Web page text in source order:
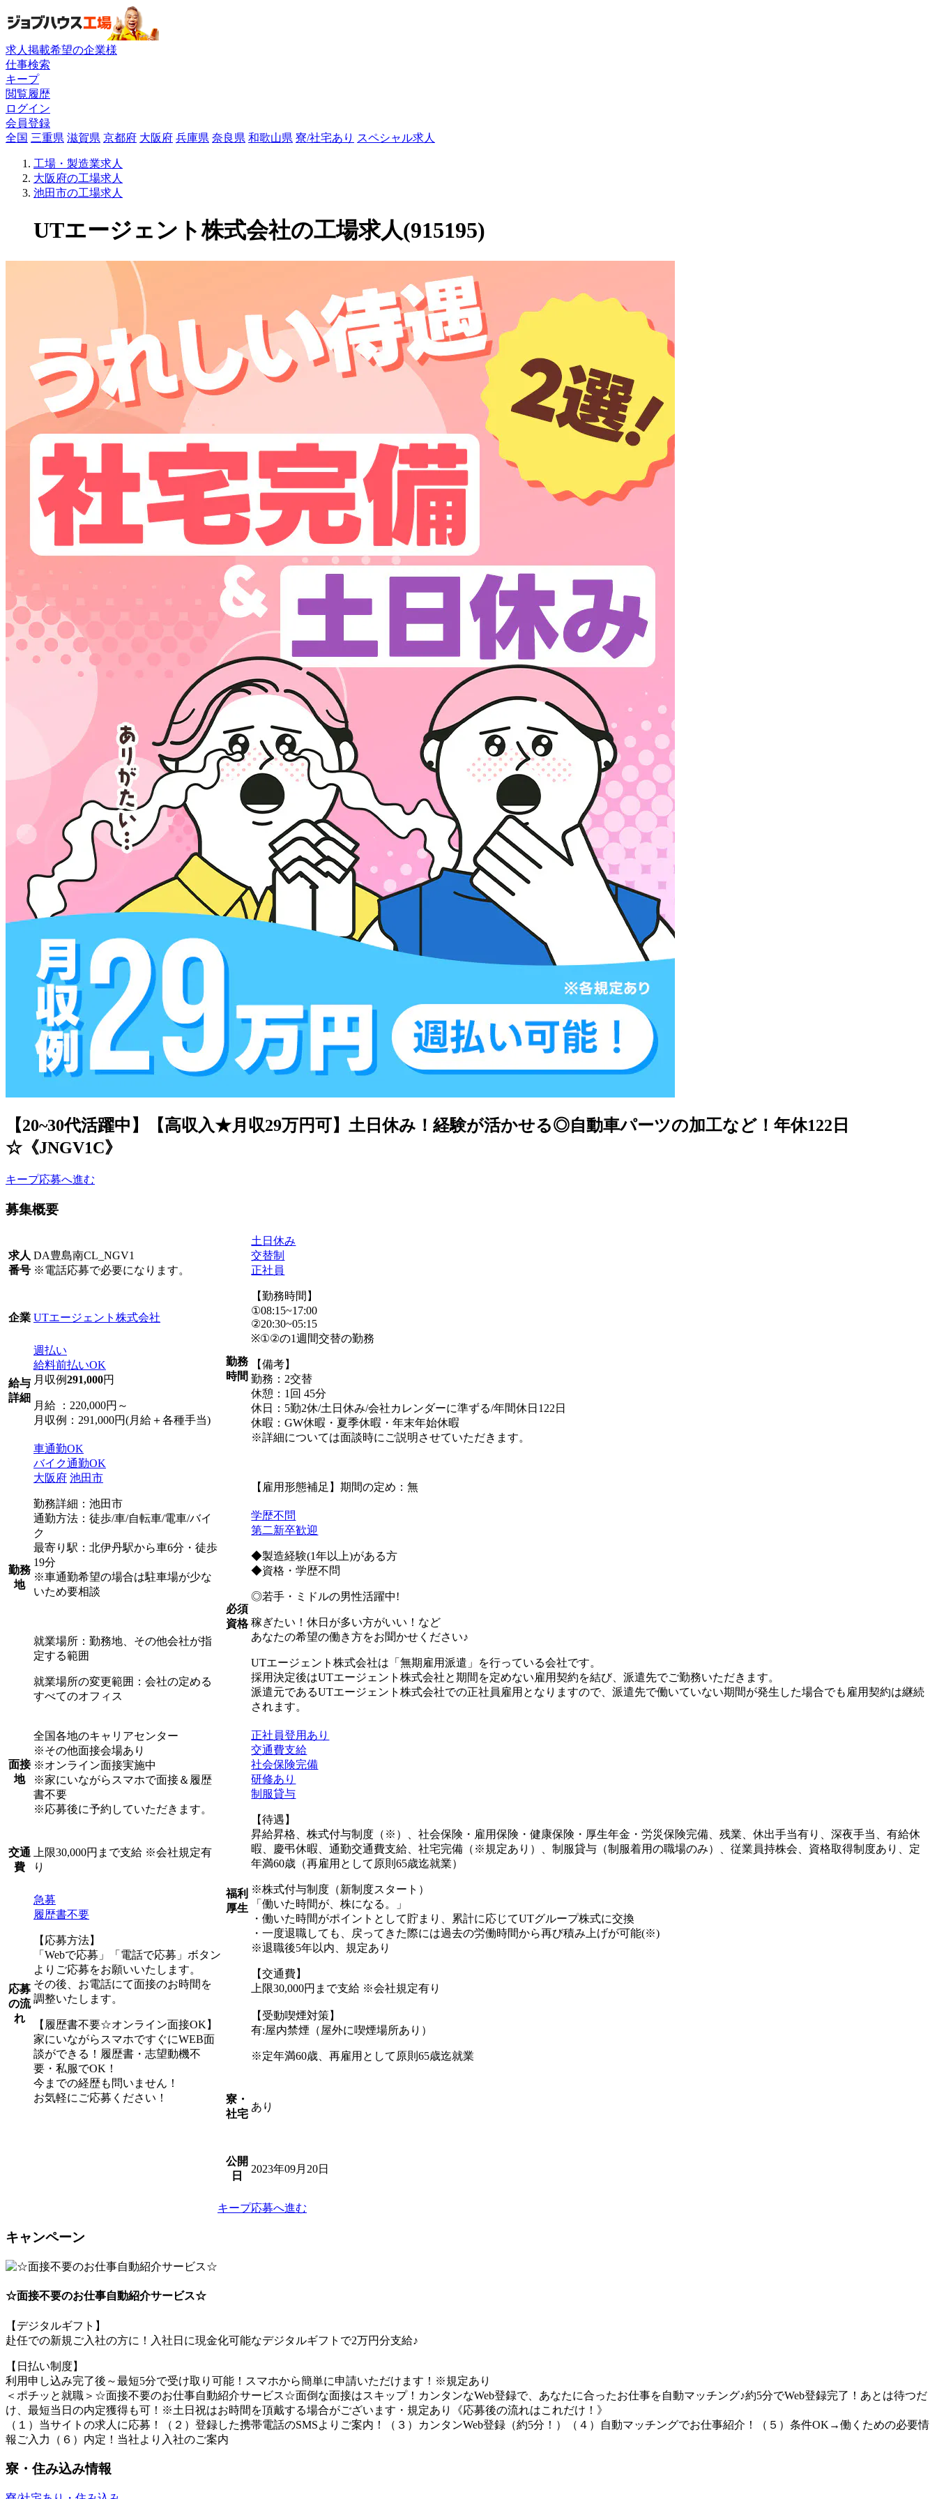
求人掲載希望の企業様
仕事検索
キープ
閲覧履歴
ログイン
会員登録
全国 三重県 滋賀県 京都府 大阪府 兵庫県 奈良県 和歌山県 寮/社宅あり スペシャル求人
工場・製造業求人
大阪府の工場求人
池田市の工場求人
UTエージェント株式会社の工場求人(915195)
【20~30代活躍中】【高収入★月収29万円可】土日休み！経験が活かせる◎自動車パーツの加工など！年休122日
☆《JNGV1C》
キープ応募へ進む
募集概要
求人
番号
DA豊島南CL_NGV1
※電話応募で必要になります。
企業 UTエージェント株式会社
給与
詳細
週払い
給料前払いOK
月収例291,000円
月給 ：220,000円～
月収例：291,000円(月給＋各種手当)
勤務
地
車通勤OK
バイク通勤OK
大阪府 池田市
勤務詳細：池田市
通勤方法：徒歩/車/自転車/電車/バイ
ク
最寄り駅：北伊丹駅から車6分・徒歩
19分
※車通勤希望の場合は駐車場が少な
いため要相談
就業場所：勤務地、その他会社が指
定する範囲
就業場所の変更範囲：会社の定める
すべてのオフィス
面接
地
全国各地のキャリアセンター
※その他面接会場あり
※オンライン面接実施中
※家にいながらスマホで面接＆履歴
書不要
※応募後に予約していただきます。
交通
費
上限30,000円まで支給 ※会社規定有
り
応募
の流
れ
急募
履歴書不要
【応募方法】
「Webで応募」「電話で応募」ボタン
よりご応募をお願いいたします。
その後、お電話にて面接のお時間を
調整いたします。
【履歴書不要☆オンライン面接OK】
家にいながらスマホですぐにWEB面
談ができる！履歴書・志望動機不
要・私服でOK！
今までの経歴も問いません！
お気軽にご応募ください！
勤務
時間
土日休み
交替制
正社員
【勤務時間】
①08:15~17:00
②20:30~05:15
※①②の1週間交替の勤務
【備考】
勤務：2交替
休憩：1回 45分
休日：5勤2休/土日休み/会社カレンダーに準ずる/年間休日122日
休暇：GW休暇・夏季休暇・年末年始休暇
※詳細については面談時にご説明させていただきます。
【雇用形態補足】期間の定め：無
必須
資格
学歴不問
第二新卒歓迎
◆製造経験(1年以上)がある方
◆資格・学歴不問
◎若手・ミドルの男性活躍中!
稼ぎたい！休日が多い方がいい！など
あなたの希望の働き方をお聞かせください♪
UTエージェント株式会社は「無期雇用派遣」を行っている会社です。
採用決定後はUTエージェント株式会社と期間を定めない雇用契約を結び、派遣先でご勤務いただきます。
派遣元であるUTエージェント株式会社での正社員雇用となりますので、派遣先で働いていない期間が発生した場合でも雇用契約は継続
されます。
福利
厚生
正社員登用あり
交通費支給
社会保険完備
研修あり
制服貸与
【待遇】
昇給昇格、株式付与制度（※）、社会保険・雇用保険・健康保険・厚生年金・労災保険完備、残業、休出手当有り、深夜手当、有給休
暇、慶弔休暇、通勤交通費支給、社宅完備（※規定あり）、制服貸与（制服着用の職場のみ）、従業員持株会、資格取得制度あり、定
年満60歳（再雇用として原則65歳迄就業）
※株式付与制度（新制度スタート）
「働いた時間が、株になる。」
・働いた時間がポイントとして貯まり、累計に応じてUTグループ株式に交換
・一度退職しても、戻ってきた際には過去の労働時間から再び積み上げが可能(※)
※退職後5年以内、規定あり
【交通費】
上限30,000円まで支給 ※会社規定有り
【受動喫煙対策】
有:屋内禁煙（屋外に喫煙場所あり）
※定年満60歳、再雇用として原則65歳迄就業
寮・
社宅
あり
公開
日
2023年09月20日
キープ応募へ進む
キャンペーン
☆面接不要のお仕事自動紹介サービス☆
【デジタルギフト】
赴任での新規ご入社の方に！入社日に現金化可能なデジタルギフトで2万円分支給♪
【日払い制度】
利用申し込み完了後～最短5分で受け取り可能！スマホから簡単に申請いただけます！※規定あり
＜ポチッと就職＞☆面接不要のお仕事自動紹介サービス☆面倒な面接はスキップ！カンタンなWeb登録で、あなたに合ったお仕事を自動マッチング♪約5分でWeb登録完了！あとは待つだ
け、最短当日の内定獲得も可！※土日祝はお時間を頂戴する場合がございます・規定あり《応募後の流れはこれだけ！》
（１）当サイトの求人に応募！（２）登録した携帯電話のSMSよりご案内！（３）カンタンWeb登録（約5分！）（４）自動マッチングでお仕事紹介！（５）条件OK→働くための必要情
報ご入力（６）内定！当社より入社のご案内
寮・住み込み情報